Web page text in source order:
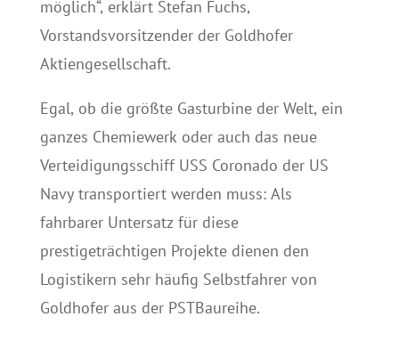
möglich“, erklärt Stefan Fuchs,
Vorstandsvorsitzender der Goldhofer
Aktiengesellschaft.
Egal, ob die größte Gasturbine der Welt, ein
ganzes Chemiewerk oder auch das neue
Verteidigungsschiff USS Coronado der US
Navy transportiert werden muss: Als
fahrbarer Untersatz für diese
prestigeträchtigen Projekte dienen den
Logistikern sehr häufig Selbstfahrer von
Goldhofer aus der PSTBaureihe.